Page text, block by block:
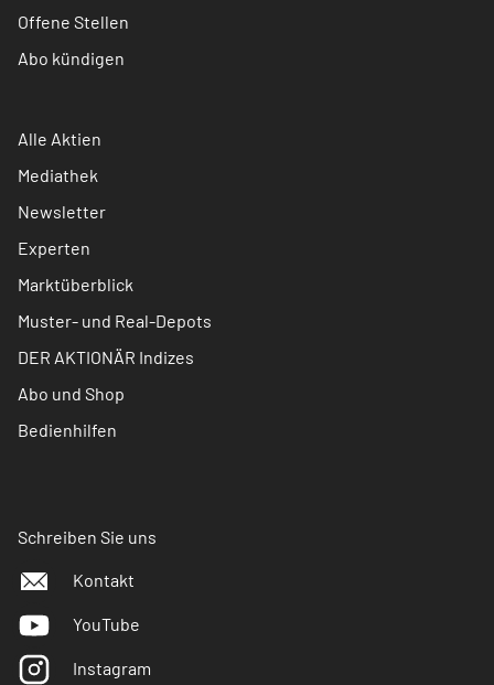
Offene Stellen
Abo kündigen
Alle Aktien
Mediathek
Newsletter
Experten
Marktüberblick
Muster- und Real-Depots
DER AKTIONÄR Indizes
Abo und Shop
Bedienhilfen
Schreiben Sie uns
Kontakt
YouTube
Instagram